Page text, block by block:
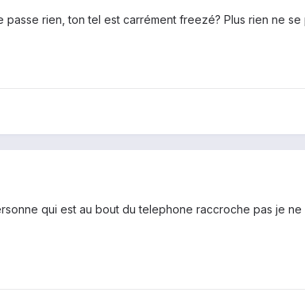
rien, ton tel est carrément freezé? Plus rien ne se
qui est au bout du telephone raccroche pas je ne